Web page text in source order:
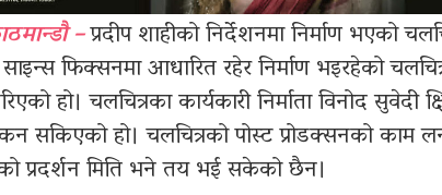
–प्रदीप शाहीको निर्देशनमा निर्माण भएको
फिक्सनमा आधारित रहेर निर्माण भइरहेको
हो। चलचित्रका कार्यकारी निर्माता विनोद सुवेदी
सकिएको हो। चलचित्रको पोस्ट प्रोडक्सनको काम
प्रदर्शन मिति भने तय भई सकेको छैन।